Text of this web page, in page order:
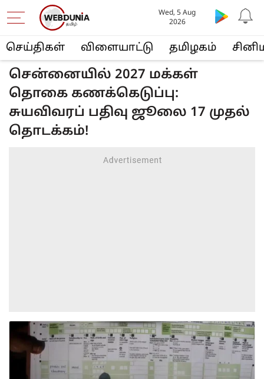
செய்திகள் விளையா‌ட்டு த‌மிழக‌ம்
Wed, 5 Aug
2026
சென்னையில் 2027 மக்கள்
தொகை கணக்கெடுப்பு:
சுயவிவரப் பதிவு ஜூலை 17 முதல்
தொடக்கம்!